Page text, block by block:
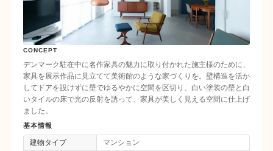
CONCEPT
デンマーク駐在中に名作家具の魅力に取り付かれた施主様のために、
家具を展示作品に見立てて美術館のような家づくりを。壁構造を活か
してドアを設けずに壁でゆるやかに空間を区切り、白い塗装の壁と白
いタイルの床で光の反射を誘って、家具が美しく見える空間に仕上げ
ました。
基本情報
建物タイプ
マンション